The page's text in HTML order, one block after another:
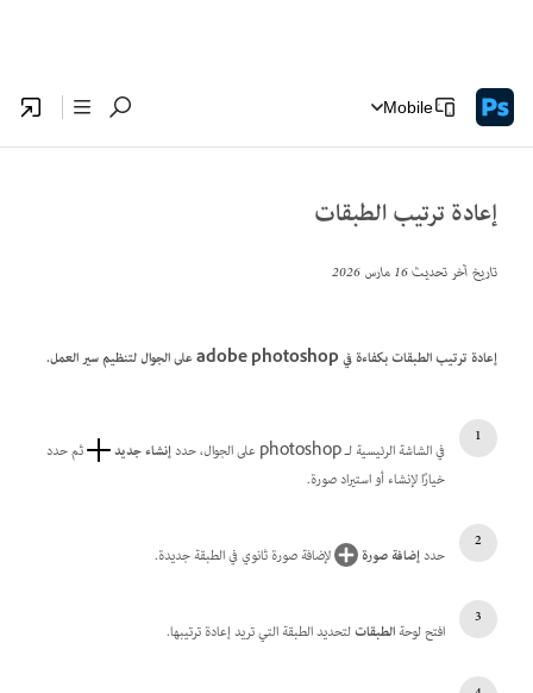
Mobile
إعادة ترتيب الطبقات
تاريخ آخر تحديث16 مارس 2026
إعادة ترتيب الطبقات بكفاءة في adobe photoshop على الجوال لتنظيم سير العمل.
في الشاشة الرئيسية لـ photoshop على الجوال، حدد إنشاء جديد
ثم حدد
خيارًا لإنشاء أو استيراد صورة.
حددإضافة صورة لإضافة صورة ثانوي في الطبقة جديدة.
افتح لوحةالطبقاتلتحديد الطبقة التي تريد إعادة ترتيبها.